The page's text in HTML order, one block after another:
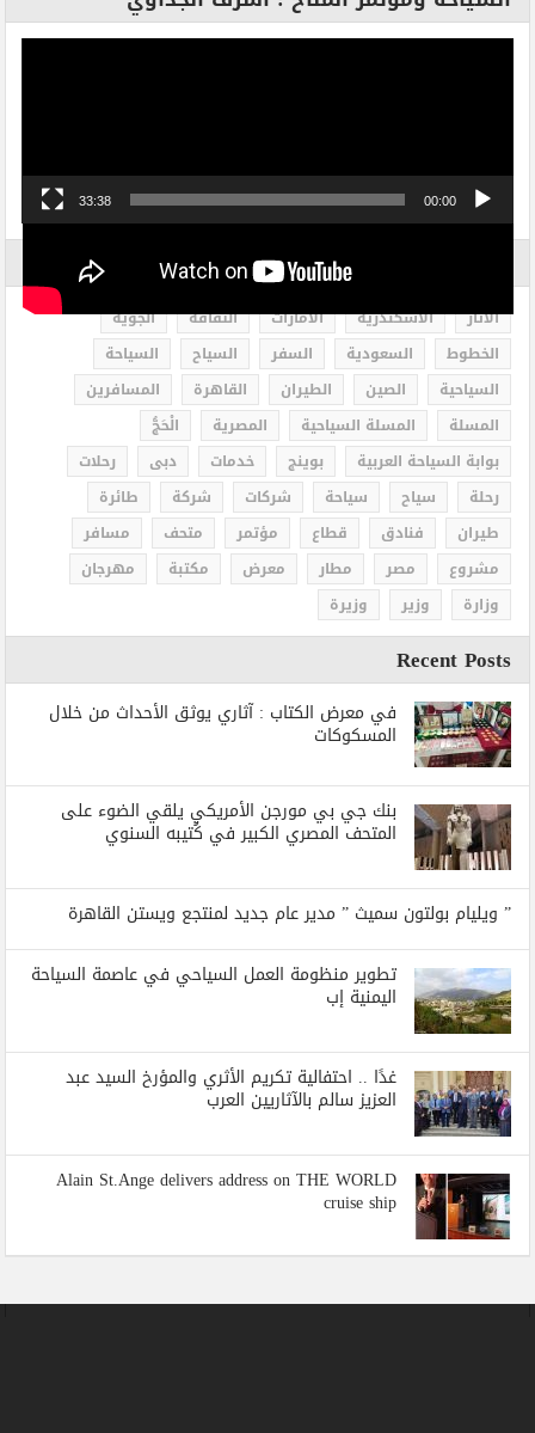
00:00
33:38
الاثار الاسكندرية الامارات الثقافة
الجوية
الخطوط
السعودية السفر السياح
السياحة
السياحية
الصين الطيران القاهرة
المسافرين
المسلة
المسلة السياحية المصرية
الْحَجُّ
بوابة السياحة العربية
بوينج خدمات دبى
رحلات
رحلة
سياح سياحة شركات شركة
طائرة
طيران
فنادق قطاع مؤتمر متحف
مسافر
مشروع
مصر مطار معرض مكتبة
مهرجان
وزارة
وزير وزيرة
Recent Posts
في معرض الكتاب : آثاري يوثق الأحداث من خلال
المسكوكات
بنك جي بي مورجن الأمريكي يلقي الضوء على
المتحف المصري الكبير في كُتيبه السنوي
” ويليام بولتون سميث ” مدير عام جديد لمنتجع ويستن القاهرة
تطوير منظومة العمل السياحي في عاصمة السياحة
اليمنية إب
غدًا .. احتفالية تكريم الأثري والمؤرخ السيد عبد
العزيز سالم بالآثاريين العرب
Alain St.Ange delivers address on THE WORLD
cruise ship